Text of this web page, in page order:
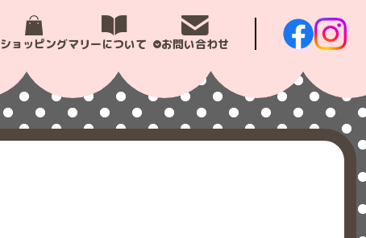
ショッピングマリーについて お問い合わせ